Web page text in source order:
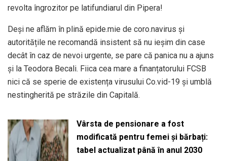
revolta îngrozitor pe latifundiarul din Pipera!
Deși ne aflăm în plină epide.mie de coro.navirus și
autoritățile ne recomandă insistent să nu ieșim din case
decât în caz de nevoi urgente, se pare că panica nu a ajuns
și la Teodora Becali. Fiica cea mare a finanțatorului FCSB
nici că se sperie de existența virusului Co.vid-19 și umblă
nestingherită pe străzile din Capitală.
Vârsta de pensionare a fost
modificată pentru femei și bărbați:
tabel actualizat până în anul 2030